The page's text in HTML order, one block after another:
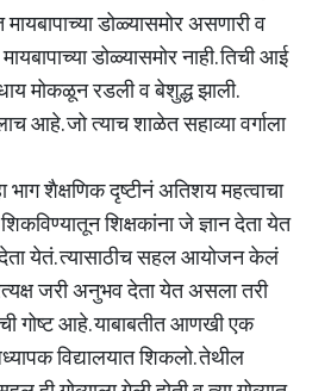
डोळ्यासमोर असणारी व
डोळ्यासमोर नाही. तिची आई
मोकळून रडली व बेशुद्ध झाली.
आहे. जो त्याच शाळेत सहाव्या वर्गाला
शैक्षणिक दृष्टीनं अतिशय महत्वाचा
शिक्षकांना जे ज्ञान देता येत
देता येतं. त्यासाठीच सहल आयोजन केलं
जरी अनुभव देता येत असला तरी
गोष्ट आहे. याबाबतीत आणखी एक
विद्यालयात शिकलो. तेथील